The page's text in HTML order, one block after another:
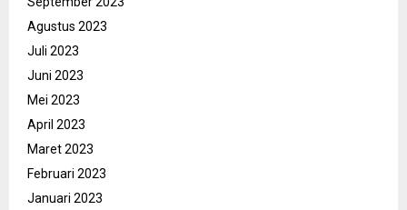
Agustus 2023
Juli 2023
Juni 2023
Mei 2023
April 2023
Maret 2023
Februari 2023
Januari 2023